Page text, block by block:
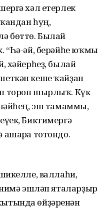
хәл етерлек
һуң,
бөттө. Былай
“Һә-әй, берәйһе юҡмы
хәйерһеҙ, былай
кеше ҡайҙан
тороп шырлыҡ. Күк
эш тамаммы,
Биктимергә
тотондо.
валлаһи,
эшләп яталарҙыр
өйҙәренән